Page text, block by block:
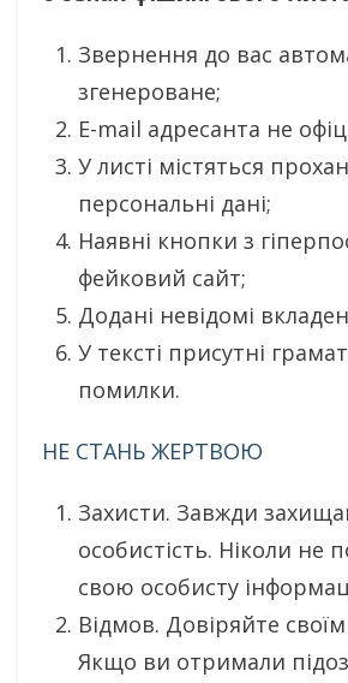
Звернення до вас
згенероване;
E-mail адресанта не
У листі містяться
персональні дані;
Наявні кнопки з
фейковий сайт;
Додані невідомі
У тексті присутні
помилки.
НЕ СТАНЬ ЖЕРТВОЮ
Захисти. Завжди
особистість. Ніколи не
свою особисту
Відмов. Довіряйте
Якщо ви отримали